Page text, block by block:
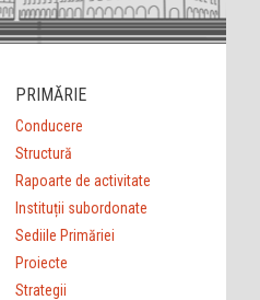
PRIMĂRIE
Conducere
Structură
Rapoarte de activitate
Instituții subordonate
Sediile Primăriei
Proiecte
Strategii